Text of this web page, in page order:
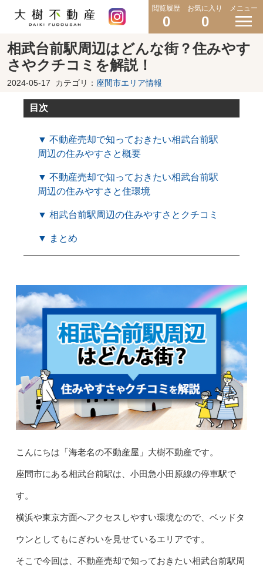
閲覧履歴
0
お気に入り
0
メニュー
相武台前駅周辺はどんな街？住みやす
さやクチコミを解説！
2024-05-17 カテゴリ： 座間市エリア情報
目次
▼ 不動産売却で知っておきたい相武台前駅
周辺の住みやすさと概要
▼ 不動産売却で知っておきたい相武台前駅
周辺の住みやすさと住環境
▼ 相武台前駅周辺の住みやすさとクチコミ
▼ まとめ
こんにちは「海老名の不動産屋」大樹不動産です。
座間市にある相武台前駅は、小田急小田原線の停車駅で
す。
横浜や東京方面へアクセスしやすい環境なので、ベッドタ
ウンとしてもにぎわいを見せているエリアです。
そこで今回は、不動産売却で知っておきたい相武台前駅周